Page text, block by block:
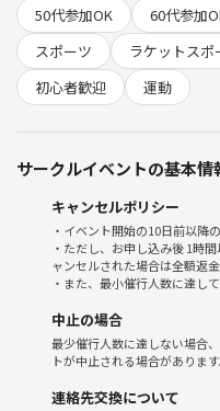
◆重要◆（ラケット貸出・体育
申込完了後すぐに《システム
で確認してください
50代参加OK
60代参加
スポーツ
ラケットスポ
初心者歓迎
運動
サークルイベントの基本情
キャンセルポリシー
・イベント開始の10日前以降
・ただし、お申し込み後 1時
ャンセルされた場合は全額返金
・また、最小催行人数に達し
中止の場合
最少催行人数に達しない場合
トが中止される場合がありま
連絡先交換について